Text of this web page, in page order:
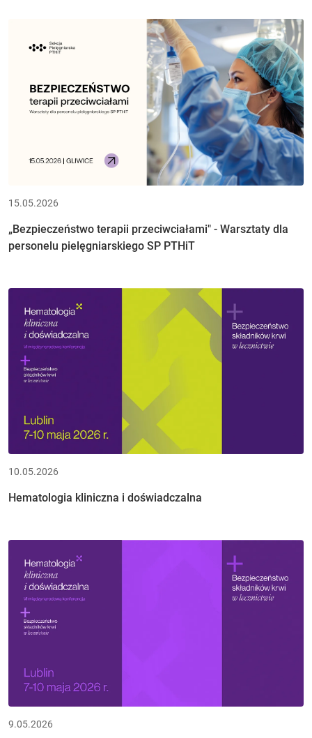
15.05.2026
„Bezpieczeństwo terapii przeciwciałami" - Warsztaty dla
personelu pielęgniarskiego SP PTHiT
10.05.2026
Hematologia kliniczna i doświadczalna
9.05.2026